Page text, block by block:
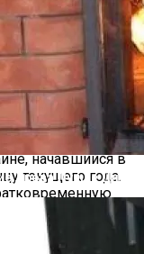
Дрова Лучше Для
Дату
известного
утверждает, что
начавшийся в
текущего года.
но затем
на свой опыт
и утверждает,